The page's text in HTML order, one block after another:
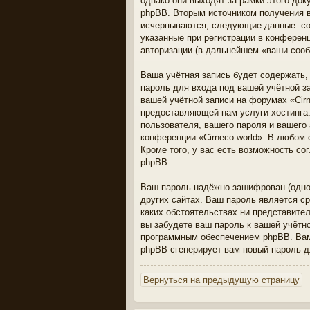
phpBB. Вторым источником
исчерпываются, следующие данные:
указанные при регистрации в
авторизации (в дальнейшем «ваши
Ваша учётная запись будет
пароль для входа под вашей учётной
вашей учётной записи на форумах
предоставляющей нам услуги
пользователя, вашего пароля и
конференции «Cirneco world». В любом
Кроме того, у вас есть возможность
phpBB.
Ваш пароль надёжно зашифрован
других сайтах. Ваш пароль является
каких обстоятельствах ни
вы забудете ваш пароль к вашей
программным обеспечением phpBB.
phpBB сгенерирует вам новый пароль
Вернуться на предыдущую страницу